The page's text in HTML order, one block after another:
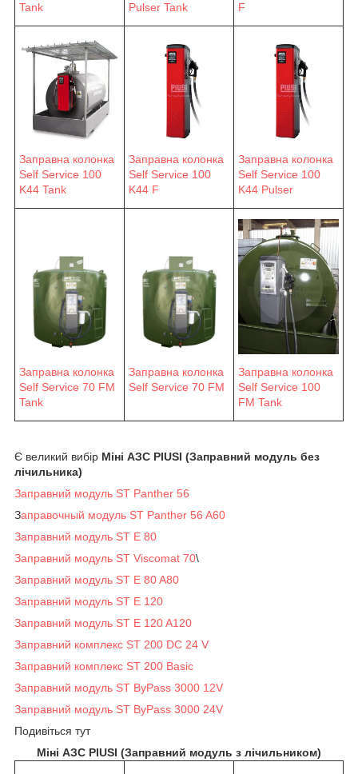
Tank
Pulser Tank
F
Заправна колонка
Self Service 100
K44 Tank
Заправна колонка
Self Service 100
K44 F
Заправна колонка
Self Service 100
K44 Pulser
Заправна колонка
Self Service 70 FM
Tank
Заправна колонка
Self Service 70 FM
Заправна колонка
Self Service 100
FM Tank
Є великий вибір Міні АЗС PIUSI (Заправний модуль без
лічильника)
Заправний модуль ST Panther 56
Заправочный модуль ST Panther 56 A60
Заправний модуль ST E 80
Заправний модуль ST Viscomat 70\
Заправний модуль ST E 80 A80
Заправний модуль ST E 120
Заправний модуль ST E 120 A120
Заправний комплекс ST 200 DC 24 V
Заправний комплекс ST 200 Basic
Заправний модуль ST ByPass 3000 12V
Заправний модуль ST ByPass 3000 24V
Подивіться тут
Міні АЗС PIUSI (Заправний модуль з лічильником)